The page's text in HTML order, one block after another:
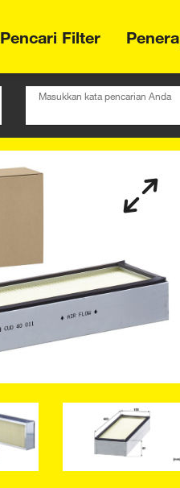
Pencari Filter
Masukkan kata pencarian Anda